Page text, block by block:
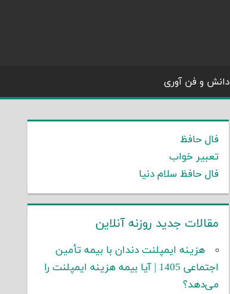
دانش و فن آوری
فال حافظ
تعبیر خواب
فال حافظ سلام دنیا
مقالات جدید روزنه آنلاین
هزینه ایمپلنت دندان با بیمه تأمین
اجتماعی 1405 | آیا بیمه هزینه ایمپلنت را
می‌دهد؟